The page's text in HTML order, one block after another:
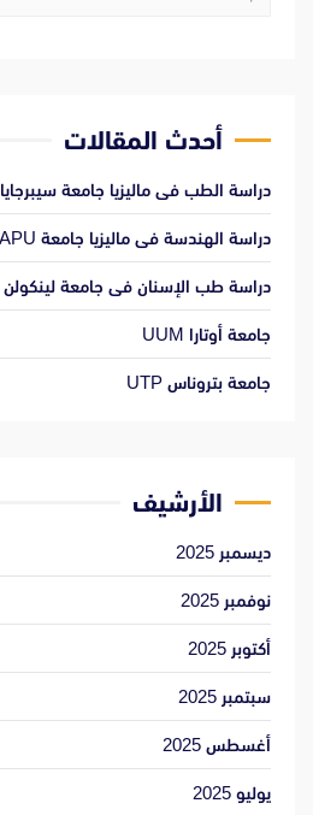
أحدث المقالات
دراسة الطب فى ماليزيا جامعة سيبرجايا
دراسة الهندسة فى ماليزيا جامعة APU
دراسة طب الإسنان فى جامعة لينكولن
جامعة أوتارا UUM
جامعة بتروناس UTP
الأرشيف
ديسمبر 2025
نوفمبر 2025
أكتوبر 2025
سبتمبر 2025
أغسطس 2025
يوليو 2025